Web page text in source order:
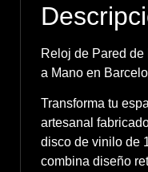
Reloj de Pared
a Mano en
Transforma tu
artesanal
disco de vinilo de
combina diseño